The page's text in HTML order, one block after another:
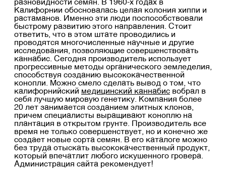
разновидности семян. В 1960-х годах в
Калифорнии обосновалась целая колония хиппи и
растаманов. Именно эти люди поспособствовали
быстрому развитию этого направления. Стоит
ответить, что в этом штате проводились и
проводятся многочисленные научные и другие
исследования, позволяющие совершенствовать
каннабис. Сегодня производитель использует
прогрессивные методы органического земледелия,
способствуя созданию высококачественной
конопли. Можно смело сделать вывод о том, что
калифорнийский медицинский каннабис вобрал в
себя лучшую мировую генетику. Компания более
20 лет занимается созданием элитных клонов,
причем специалисты выращивают коноплю на
плантация в открытом грунте. Производитель все
время не только совершенствует, но и конечно же
создает новые сорта семян. В его каталоге можно
без труда отыскать высококачественный продукт,
который впечатлит любого искушенного гровера.
Администрация сайта рекомендует!